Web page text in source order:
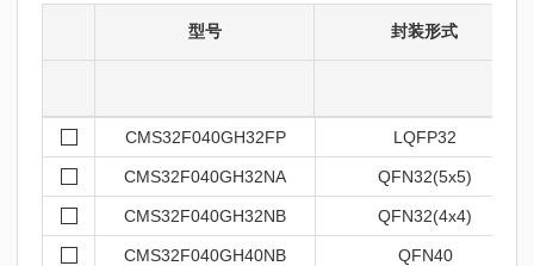
型号 封装形式
CMS32F040GH32FP LQFP32
CMS32F040GH32NA QFN32(5x5)
CMS32F040GH32NB QFN32(4x4)
CMS32F040GH40NB QFN40